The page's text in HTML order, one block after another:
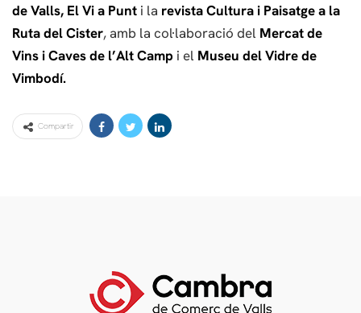
de Valls, El Vi a Punt i la revista Cultura i Paisatgea la
Ruta del Cister, amb la col·laboració del Mercat de
Vins i Caves de l’Alt Camp i el Museu del Vidre de
Vimbodí.
Compartir